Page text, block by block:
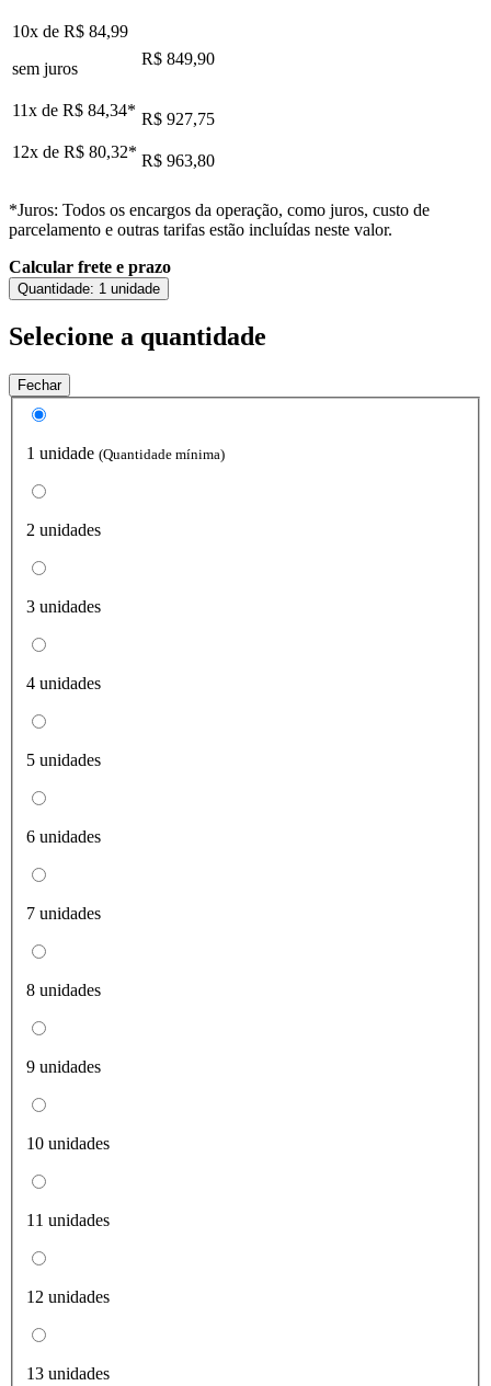
10x de R$ 84,99
sem juros
R$ 849,90
11x de R$ 84,34* R$ 927,75
12x de R$ 80,32* R$ 963,80
*Juros: Todos os encargos da operação, como juros, custo de
parcelamento e outras tarifas estão incluídas neste valor.
Calcular frete e prazo
Quantidade: 1 unidade
Selecione a quantidade
Fechar
1 unidade (Quantidade mínima)
2 unidades
3 unidades
4 unidades
5 unidades
6 unidades
7 unidades
8 unidades
9 unidades
10 unidades
11 unidades
12 unidades
13 unidades